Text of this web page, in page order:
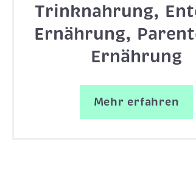
Trinknahrung,
Ernährung,
Ernährung
Mehr erfahren